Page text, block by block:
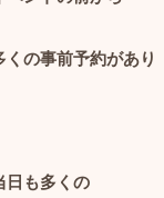
くの事前予約があり
日も多くの